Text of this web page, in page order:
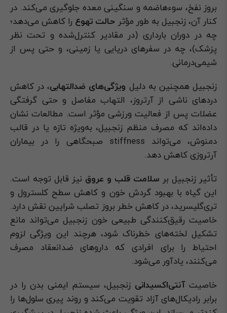
بروز نفخ، سوءهاضمه و سنگینی معده جلوگیری می‌کند. در
کنار آن، زنجبیل به طور مؤثر حالت تهوع را کاهش می‌دهد؛
چه در دوران بارداری (در مقادیر کنترل‌شده و تحت نظر
پزشک)، چه در سفرهای دریایی یا زمینی، و حتی پس از
شیمی‌درمانی.
زنجبیل همچنین به دلیل ویژگی‌های ضدالتهابی، در کاهش
دردهای ناشی از آرتروز، التهاب مفاصل و حتی گرفتگی
عضلات پس از فعالیت ورزشی مؤثر است. مطالعات نشان
داده‌اند که مصرف منظم زنجبیل، به‌ویژه تازه یا در قالب
دمنوش، می‌تواند stiffness صبحگاهی را در بیماران
آرتروزی کاهش دهد.
تأثیر زنجبیل بر سلامت قلب و عروق نیز قابل توجه است.
این گیاه با بهبود گردش خون و کاهش سطح کلسترول و
تری‌گلیسرید، در کاهش خطر بروز تصلب شرایین نقش دارد.
خاصیت رقیق‌کنندگی طبیعی خون زنجبیل می‌تواند مانع
تشکیل لخته‌های خطرناک شود، هرچند این ویژگی لزوم
احتیاط را برای افرادی که داروهای ضدانعقاد مصرف
می‌کنند، یادآور می‌شود.
خاصیت آنتی‌اکسیدانی زنجبیل، سیستم ایمنی بدن را در
برابر رادیکال‌های آزاد تقویت می‌کند و روند پیری سلول‌ها را